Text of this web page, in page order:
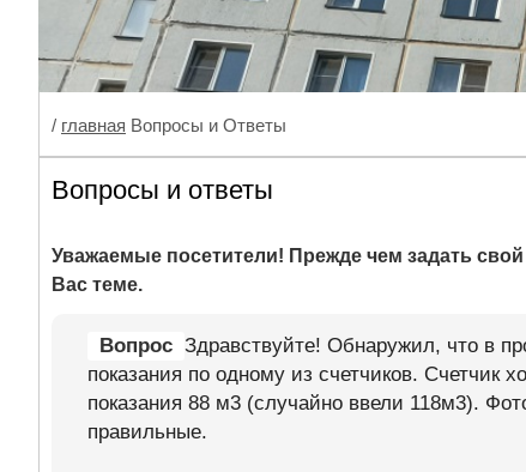
/ главная Вопросы и Ответы
Вопросы и ответы
Уважаемые посетители! Прежде чем задать свой
Вас теме.
Вопрос Здравствуйте! Обнаружил, что в
показания по одному из счетчиков. Счетчик
показания 88 м3 (случайно ввели 118м3).
правильные.